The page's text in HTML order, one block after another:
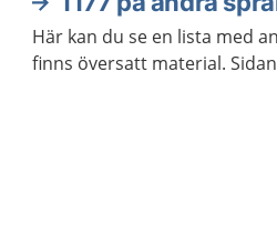
Här kan du se en lista med
finns översatt material.